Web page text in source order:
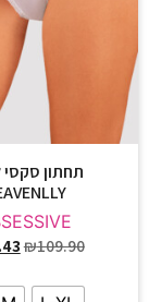
תחתון
₪109.90